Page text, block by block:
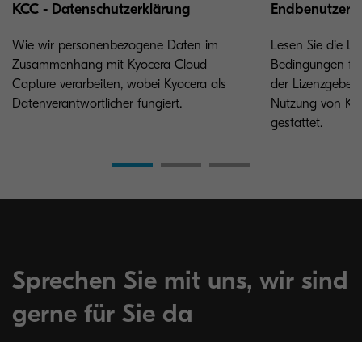
KCC - Datenschutzerklärung
Wie wir personenbezogene Daten im
Zusammenhang mit Kyocera Cloud
Capture verarbeiten, wobei Kyocera als
Datenverantwortlicher fungiert.
Endbenutzer-
Lesen Sie die
Bedingungen
der
Nutzung von
gestattet.
Sprechen Sie mit uns, wir sind
gerne für Sie da